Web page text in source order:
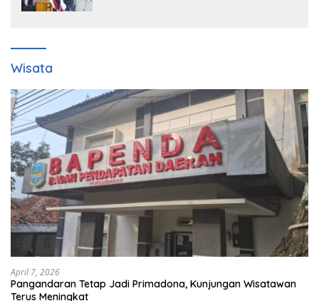
Wisata
April 7, 2026
Pangandaran Tetap Jadi Primadona, Kunjungan Wisatawan
Terus Meningkat